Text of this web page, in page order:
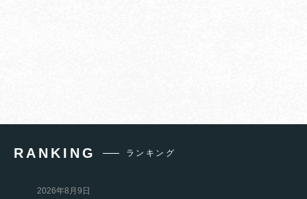
RANKING ランキング
2026年8月9日